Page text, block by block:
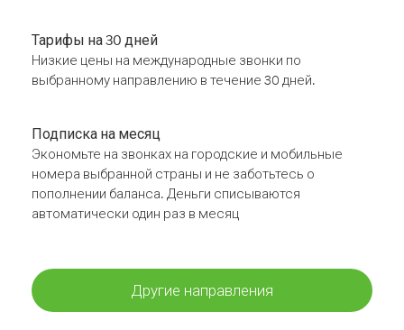
Тарифы на 30 дней
Низкие цены на международные звонки по
выбранному направлению в течение 30 дней.
Подписка на месяц
Экономьте на звонках на городские и мобильные
номера выбранной страны и не заботьтесь о
пополнении баланса. Деньги списываются
автоматически один раз в месяц
Другие направления